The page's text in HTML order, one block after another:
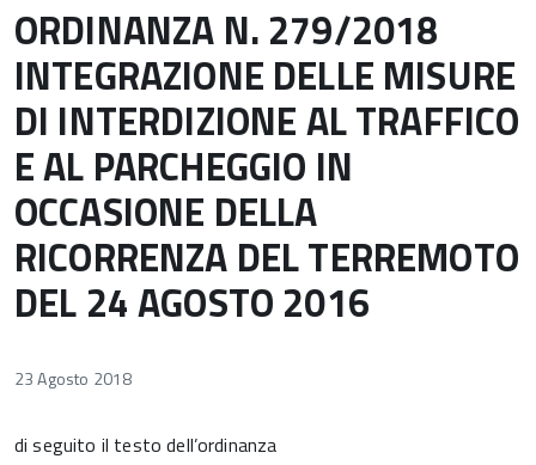
ORDINANZA N. 279/2018
INTEGRAZIONE DELLE MISURE
DI INTERDIZIONE AL TRAFFICO
E AL PARCHEGGIO IN
OCCASIONE DELLA
RICORRENZA DEL TERREMOTO
DEL 24 AGOSTO 2016
23 Agosto 2018
di seguito il testo dell’ordinanza